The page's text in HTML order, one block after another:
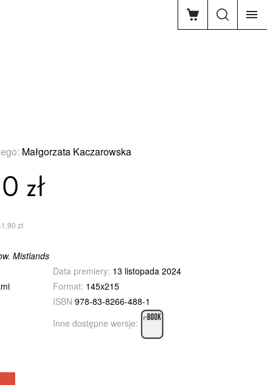
Małgorzata Kaczarowska
zł
zł
Mistlands
Data premiery: 13 listopada 2024
Format: 145x215
ISBN 978-83-8266-488-1
Inne dostępne wersje: